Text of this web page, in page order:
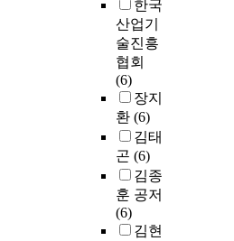
한국
산업기
술진흥
협회
(6)
장지
환 (6)
김태
곤 (6)
김종
훈 공저
(6)
김현